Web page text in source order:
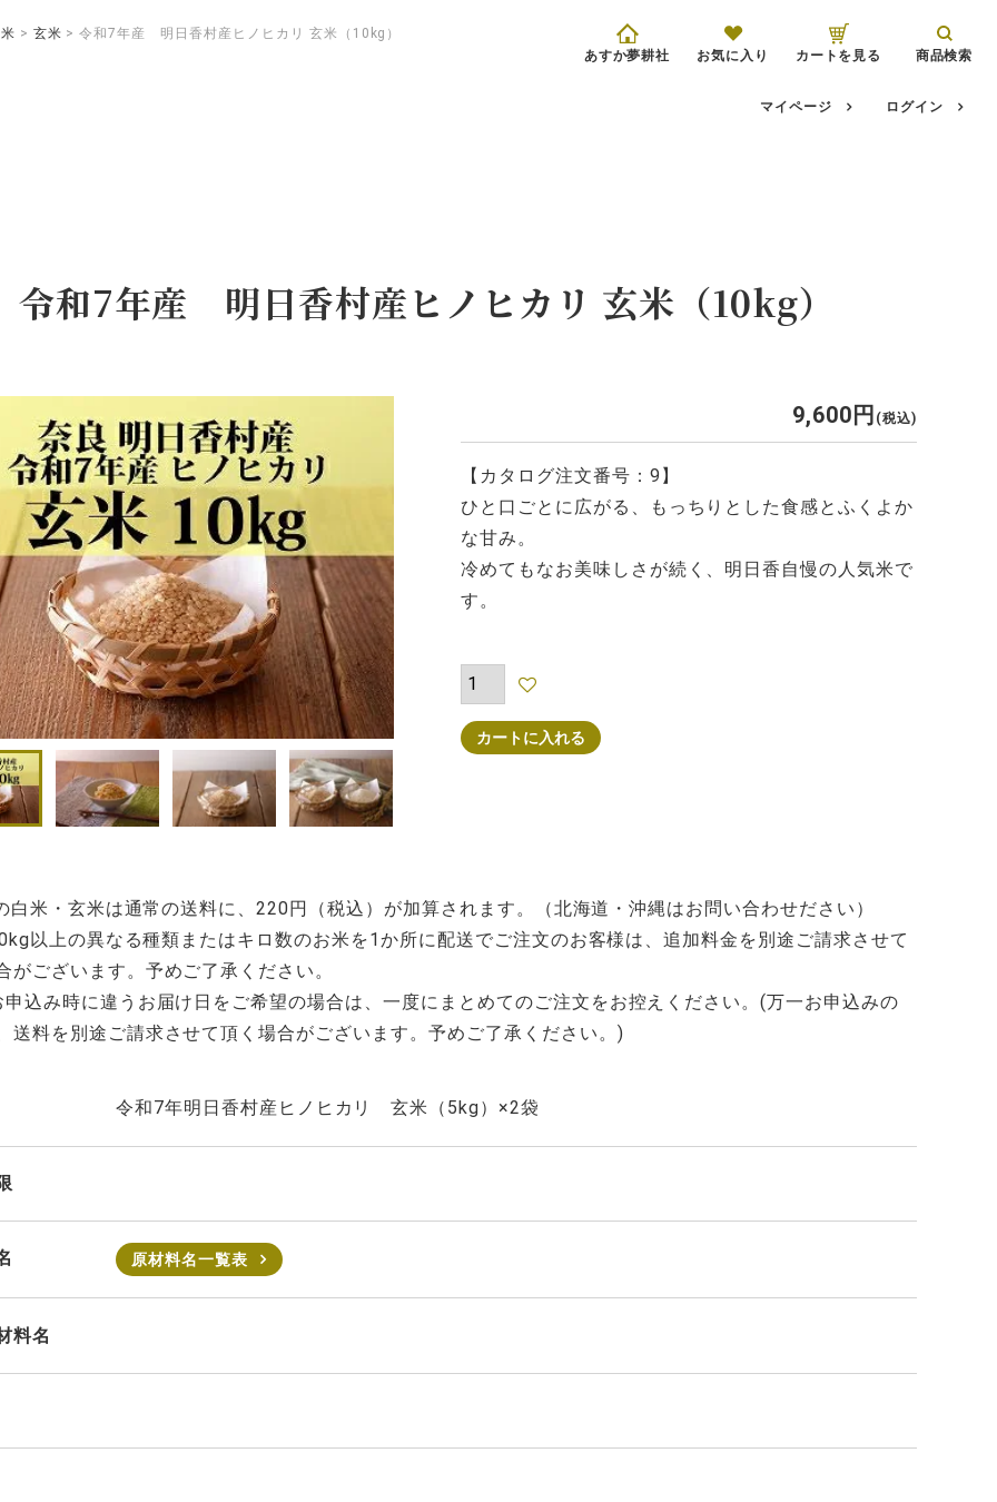
あすか夢耕社 お気に入り カートを見る 商品検索
マイページ ログイン
玄米 令和7年産 明日香村産ヒノヒカリ 玄米（10kg）
令和7年産 明日香村産ヒノヒカリ 玄米（10kg）
9,600 税込
【カタログ注文番号：9】
ひと口ごとに広がる、もっちりとした食感とふくよか
な甘み。
冷めてもなお美味しさが続く、明日香自慢の人気米で
す。
カートに入れる
白米・玄米は通常の送料に、220円（税込）が加算されます。（北海道・沖縄はお問い合わせださい）
以上の異なる種類またはキロ数のお米を1か所に配送でご注文のお客様は、追加料金を別途ご請求させて
がございます。予めご了承ください。
込み時に違うお届け日をご希望の場合は、一度にまとめてのご注文をお控えください。(万一お申込みの
送料を別途ご請求させて頂く場合がございます。予めご了承ください。)
令和7年明日香村産ヒノヒカリ 玄米（5kg）×2袋
原材料名一覧表
料名